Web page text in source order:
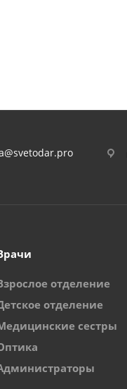
отделение
отделение
сестры